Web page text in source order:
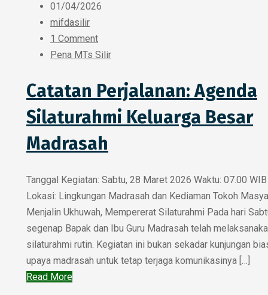
01/04/2026
mifdasilir
1 Comment
Pena MTs Silir
Catatan Perjalanan: Agenda
Silaturahmi Keluarga Besar
Madrasah
Tanggal Kegiatan: Sabtu, 28 Maret 2026 Waktu: 07.00
Lokasi: Lingkungan Madrasah dan Kediaman Tokoh
Menjalin Ukhuwah, Mempererat Silaturahmi Pada hari
segenap Bapak dan Ibu Guru Madrasah telah
silaturahmi rutin. Kegiatan ini bukan sekadar kunjungan
upaya madrasah untuk tetap terjaga komunikasinya […]
Read More